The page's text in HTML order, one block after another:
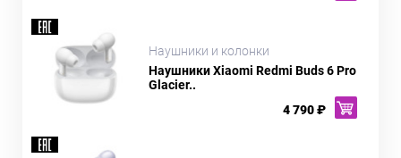
Наушники и колонки
Наушники Xiaomi Redmi Buds 6 Pro
Glacier..
4 790 ₽